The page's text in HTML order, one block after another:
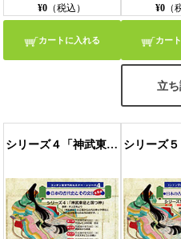
¥0 （税込）
カートに入れる
¥0（
カー
立
シリーズ４「神武東征と国つ神」